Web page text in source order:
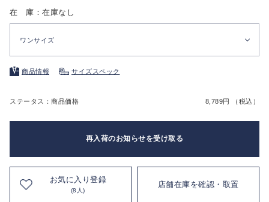
在 庫：在庫なし
ワンサイズ
商品情報 サイズスペック
ステータス：商品価格 8,789円 （税込）
再入荷のお知らせを受け取る
お気に入り登録
(8人)
店舗在庫を確認・取置